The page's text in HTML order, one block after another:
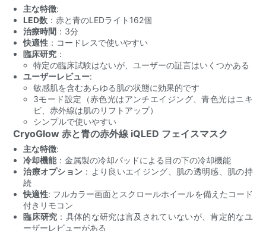
主な特徴:
LED数 ：赤と青のLEDライト162個
治療時間 ：3分
快適性 ：コードレスで使いやすい
臨床研究 ：
特定の臨床試験はないが、ユーザーの証言はいくつかある
ユーザーレビュー:
敏感肌を含むあらゆる肌の状態に効果的です
3モード設定（赤色光はアンチエイジング、青色光はニキ
ビ、赤外線は肌のリフトアップ）
シンプルで使いやすい
CryoGlow 赤と青の赤外線 iQLED フェイスマスク
主な特徴:
冷却機能：金属製の冷却パッドによる目の下の冷却機能
治療オプション ：より良いエイジング、肌の透明感、肌の持
続
快適性: フルカラー画面とスクロールホイールを備えたコード
付きリモコン
臨床研究 ：具体的な研究は言及されていないが、肯定的なユ
ーザーレビューがある